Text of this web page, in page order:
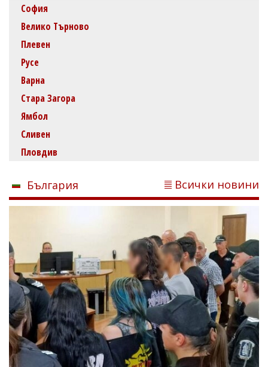
София
Велико Търново
Плевен
Русе
Варна
Стара Загора
Ямбол
Сливен
Пловдив
България Всички новини